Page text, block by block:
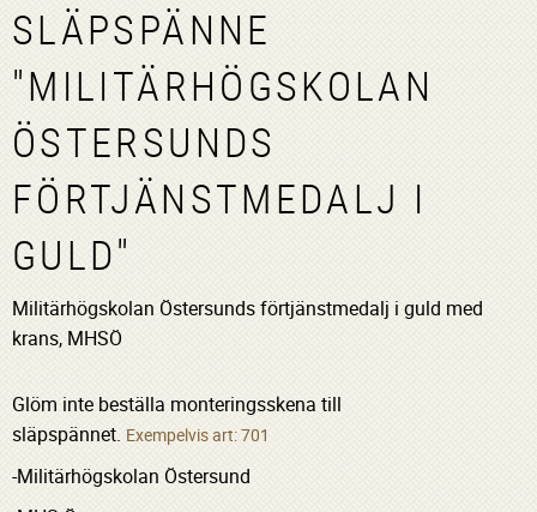
SLÄPSPÄNNE
"MILITÄRHÖGSKOLAN
ÖSTERSUNDS
FÖRTJÄNSTMEDALJ I
GULD"
Militärhögskolan Östersunds förtjänstmedalj i guld med
krans, MHSÖ
Glöm inte beställa monteringsskena till
släpspännet. Exempelvis art: 701
-Militärhögskolan Östersund